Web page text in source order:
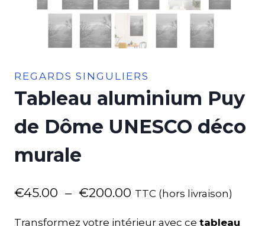
REGARDS SINGULIERS
Tableau aluminium Puy
de Dôme UNESCO déco
murale
€45.00 – €200.00 TTC (hors livraison)
Transformez votre intérieur avec ce tableau